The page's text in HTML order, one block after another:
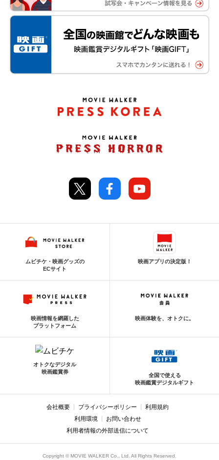
ムビチケ・映画グッズの
ECサイト
映画アプリの決定版！
映画情報を網羅した
プラットフォーム
映画体験を、オトクに。
オトクなデジタル
映画鑑賞券
全国で使える
映画鑑賞デジタルギフト
会社概要 プライバシーポリシー
利用規約
利用環境
お問い合わせ
利用者情報の外部送信について
Copyright © MOVIE WALKER Co., Ltd. All Rights Reserved.